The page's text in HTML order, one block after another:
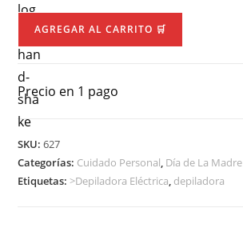
AGREGAR AL CARRITO 🛒
Precio en 1 pago
SKU:627
Categorías: Cuidado Personal, Día de La Madre
Etiquetas:>Depiladora Eléctrica, depiladora